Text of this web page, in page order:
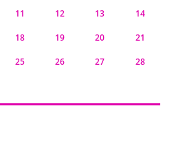
11 12 13 14
18 19 20 21
25 26 27 28